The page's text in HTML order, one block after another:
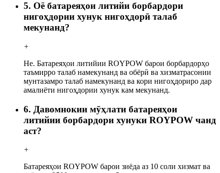
5. Оё батареяҳои литийи борбардори
нигоҳдории хунук нигоҳдорӣ талаб
мекунанд?
+
Не. Батареяҳои литийии ROYPOW барои борбардорҳо
таъмирро талаб намекунанд ва обёрӣ ва хизматрасонии
мунтазамро талаб намекунанд ва кори нигоҳдориро дар
амалиёти нигоҳдории хунук кам мекунанд.
6. Давомнокии мӯҳлати батареяҳои
литийии борбардори хунуки ROYPOW чанд
аст?
+
Батареяҳои ROYPOW барои зиёда аз 10 соли хизмат ва